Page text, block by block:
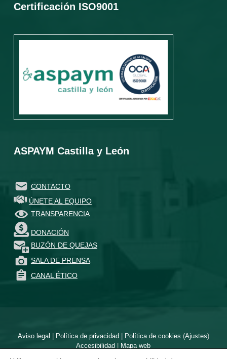
Certificación ISO9001
ASPAYM Castilla y León
CONTACTO
ÚNETE AL EQUIPO
TRANSPARENCIA
DONACIÓN
BUZÓN DE QUEJAS
SALA DE PRENSA
CANAL ÉTICO
Aviso legal | Política de privacidad| Política de cookies (Ajustes)
Accesibilidad | Mapa web